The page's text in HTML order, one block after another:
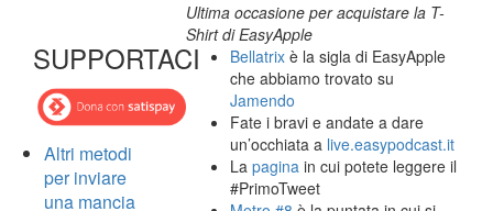
SUPPORTACI
Altri metodi
per inviare
una mancia
Ultima occasione per acquistare la T-
Shirt di EasyApple
Bellatrix è la sigla di EasyApple
che abbiamo trovato su
Jamendo
Fate i bravi e andate a dare
un’occhiata a live.easypodcast.it
Lapagina in cui potete leggere il
#PrimoTweet